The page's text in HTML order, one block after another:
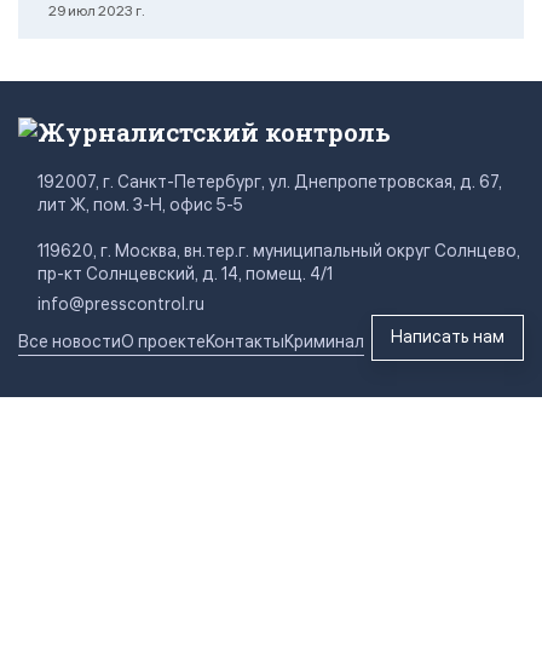
29 июл 2023 г.
Журналистский контроль
192007, г. Санкт-Петербург, ул. Днепропетровская, д. 67,
лит Ж, пом. 3-Н, офис 5-5
119620, г. Москва, вн.тер.г. муниципальный округ Солнцево,
пр-кт Солнцевский, д. 14, помещ. 4/1
info@presscontrol.ru
Все новостиО проектеКонтактыКриминал Написать нам